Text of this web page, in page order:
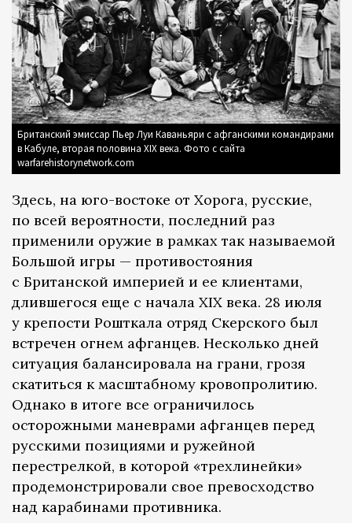
Британский эмиссар Пьер Луи Каваньяри с афганскими командирами
в Кабуле, вторая половина XIX века. Фото с сайта
warfarehistorynetwork.com
Здесь, на юго-востоке от Хорога, русские,
по всей вероятности, последний раз
применили оружие в рамках так называемой
Большой игры — противостояния
с Британской империей и ее клиентами,
длившегося еще с начала XIX века. 28 июля
у крепости Рошткала отряд Скерского был
встречен огнем афганцев. Несколько дней
ситуация балансировала на грани, грозя
скатиться к масштабному кровопролитию.
Однако в итоге все ограничилось
осторожными маневрами афганцев перед
русскими позициями и ружейной
перестрелкой, в которой «трехлинейки»
продемонстрировали свое превосходство
над карабинами противника.